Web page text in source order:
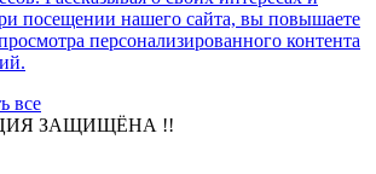
посещении нашего сайта, вы повышаете
персонализированного контента
все
ЗАЩИЩЁНА !!